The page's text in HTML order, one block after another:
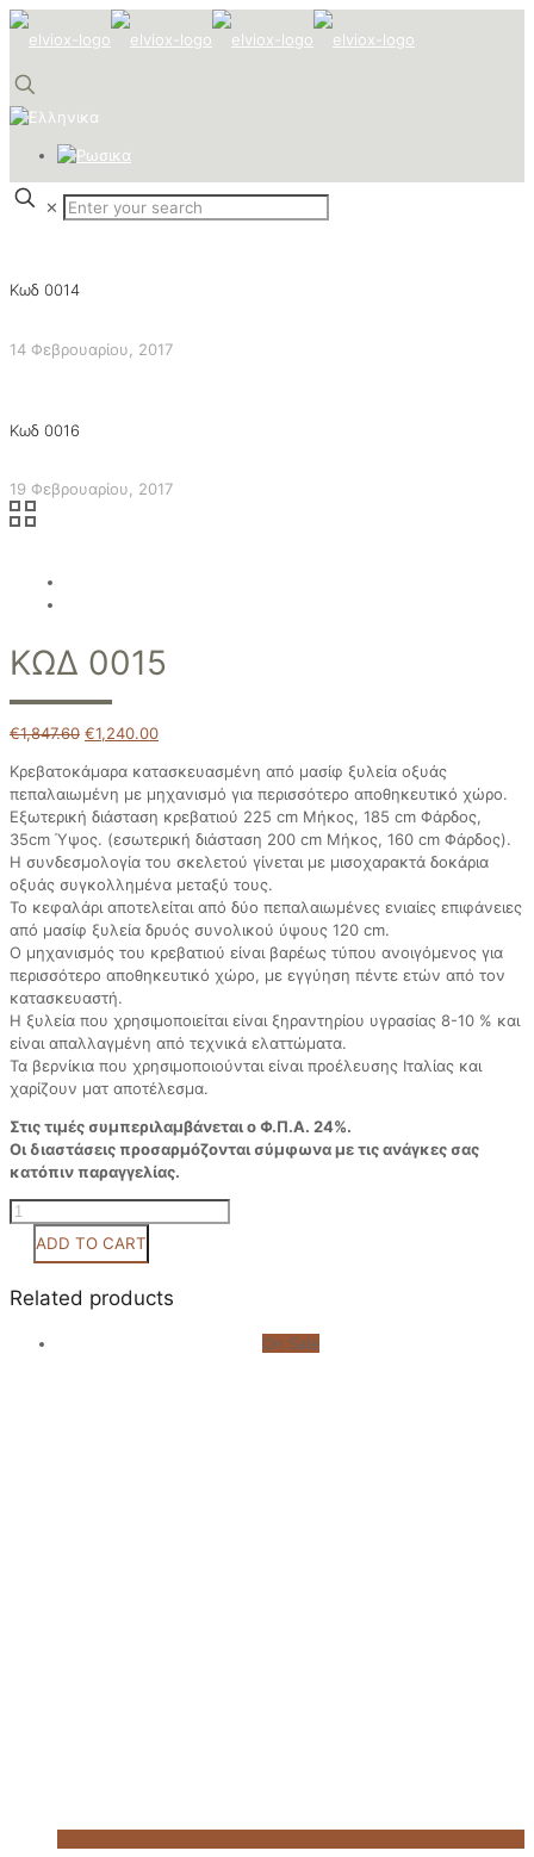
✕
Κωδ 0014
14 Φεβρουαρίου, 2017
Κωδ 0016
19 Φεβρουαρίου, 2017
ΚΩΔ 0015
€1,847.60 €1,240.00
Κρεβατοκάμαρα κατασκευασμένη από μασίφ ξυλεία οξυάς
πεπαλαιωμένη με μηχανισμό για περισσότερο αποθηκευτικό χώρο.
Εξωτερική διάσταση κρεβατιού 225 cm Μήκος, 185 cm Φάρδος,
35cm Ύψος. (εσωτερική διάσταση 200 cm Μήκος, 160 cm Φάρδος).
Η συνδεσμολογία του σκελετού γίνεται με μισοχαρακτά δοκάρια
οξυάς συγκολλημένα μεταξύ τους.
Το κεφαλάρι αποτελείται από δύο πεπαλαιωμένες ενιαίες επιφάνειες
από μασίφ ξυλεία δρυός συνολικού ύψους 120 cm.
Ο μηχανισμός του κρεβατιού είναι βαρέως τύπου ανοιγόμενος για
περισσότερο αποθηκευτικό χώρο, με εγγύηση πέντε ετών από τον
κατασκευαστή.
Η ξυλεία που χρησιμοποιείται είναι ξηραντηρίου υγρασίας 8-10 % και
είναι απαλλαγμένη από τεχνικά ελαττώματα.
Τα βερνίκια που χρησιμοποιούνται είναι προέλευσης Ιταλίας και
χαρίζουν ματ αποτέλεσμα.
Στις τιμές συμπεριλαμβάνεται ο Φ.Π.Α. 24%.
Οι διαστάσεις προσαρμόζονται σύμφωνα με τις ανάγκες σας
κατόπιν παραγγελίας.
Κωδ
0015
quantity
ADD TO CART
Related products
On Sale